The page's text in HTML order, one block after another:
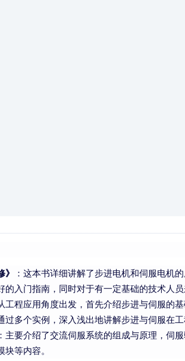
：这本书详细讲解了步进电机和伺服电机
入门指南，同时对于有一定基础的技术人员
工程应用角度出发，首先介绍步进与伺服的
多个实例，深入浅出地讲解步进与伺服在工
：主要介绍了交流伺服系统的组成与原理，伺
等内容。